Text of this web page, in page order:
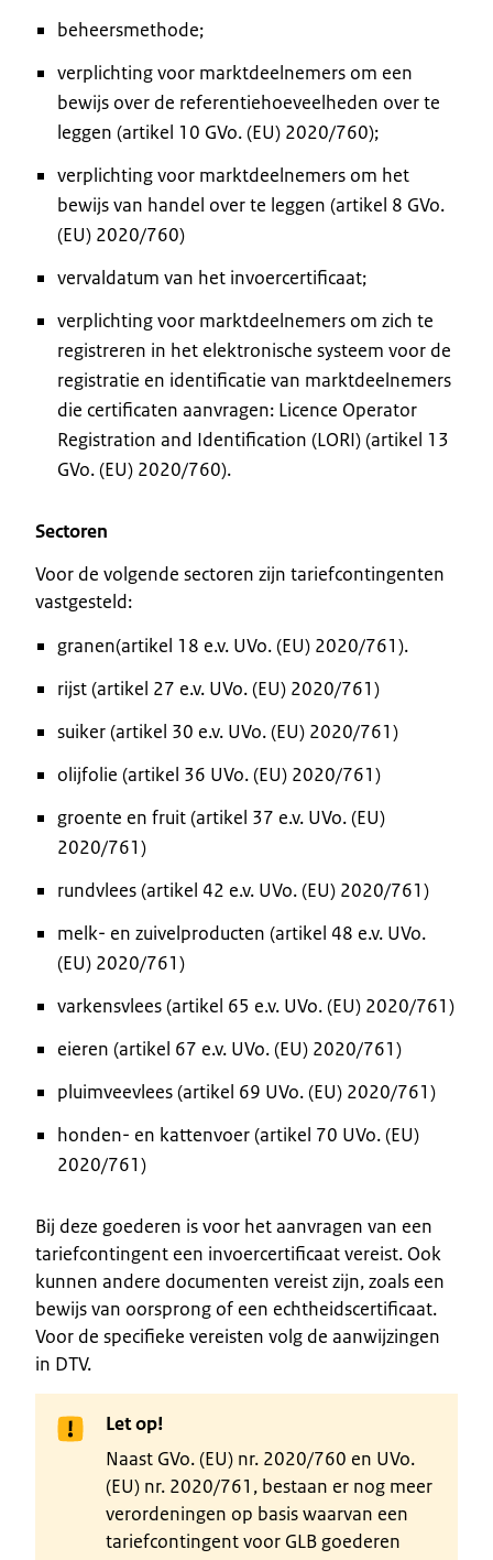
beheersmethode;
verplichting voor marktdeelnemers om een
bewijs over de referentiehoeveelheden over te
leggen (artikel 10 GVo. (EU) 2020/760);
verplichting voor marktdeelnemers om het
bewijs van handel over te leggen (artikel 8 GVo.
(EU) 2020/760)
vervaldatum van het invoercertificaat;
verplichting voor marktdeelnemers om zich te
registreren in het elektronische systeem voor de
registratie en identificatie van marktdeelnemers
die certificaten aanvragen: Licence Operator
Registration and Identification (LORI) (artikel 13
GVo. (EU) 2020/760).
Sectoren
Voor de volgende sectoren zijn tariefcontingenten
vastgesteld:
granen(artikel 18 e.v. UVo. (EU) 2020/761).
rijst (artikel 27 e.v. UVo. (EU) 2020/761)
suiker (artikel 30 e.v. UVo. (EU) 2020/761)
olijfolie (artikel 36 UVo. (EU) 2020/761)
groente en fruit (artikel 37 e.v. UVo. (EU)
2020/761)
rundvlees (artikel 42 e.v. UVo. (EU) 2020/761)
melk- en zuivelproducten (artikel 48 e.v. UVo.
(EU) 2020/761)
varkensvlees (artikel 65 e.v. UVo. (EU) 2020/761)
eieren (artikel 67 e.v. UVo. (EU) 2020/761)
pluimveevlees (artikel 69 UVo. (EU) 2020/761)
honden- en kattenvoer (artikel 70 UVo. (EU)
2020/761)
Bij deze goederen is voor het aanvragen van een
tariefcontingent een invoercertificaat vereist. Ook
kunnen andere documenten vereist zijn, zoals een
bewijs van oorsprong of een echtheidscertificaat.
Voor de specifieke vereisten volg de aanwijzingen
in DTV.
Let op!
Naast GVo. (EU) nr. 2020/760 en UVo.
(EU) nr. 2020/761, bestaan er nog meer
verordeningen op basis waarvan een
tariefcontingent voor GLB goederen